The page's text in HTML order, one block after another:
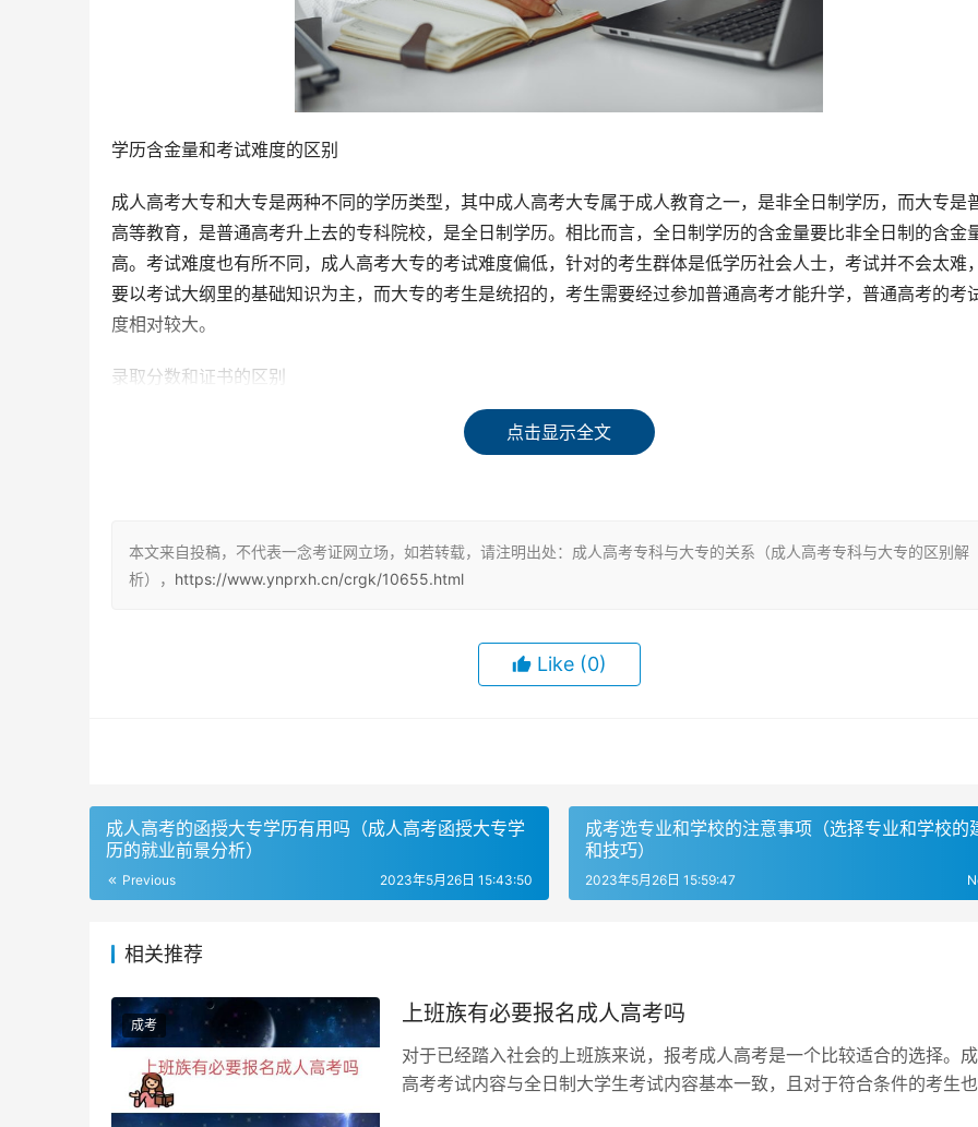
学历含金量和考试难度的区别
成人高考大专和大专是两种不同的学历类型，其中成人高考大专属于成人教育之一，是非全日制学历，而大专是
高等教育，是普通高考升上去的专科院校，是全日制学历。相比而言，全日制学历的含金量要比非全日制的含金
高。考试难度也有所不同，成人高考大专的考试难度偏低，针对的考生群体是低学历社会人士，考试并不会太难
要以考试大纲里的基础知识为主，而大专的考生是统招的，考生需要经过参加普通高考才能升学，普通高考的考
度相对较大。
录取分数和证书的区别
成人高考大专和大专的录取分数也有所不同。通过普通高考进去的，需要更高的高考分数，就读的是普通大专，而
过成人高考进去的，一般所需分数比较低，就读的是成人大专。此外，成人高考大专和大专的证书也有所不同。成
入学门槛和应用范围的区别
三毕业生和复读生的。此外，成人大专和大专的应用范围也不同。虽然成人大专也是国家承认、学信网可查的正规
历，但应用范围是不如普通大专学历的，部分招聘岗位明确要求全日制学历的，成人学历是不可以的。
成人高考和大专的学习形式不同。成人高考属于成人教育的一种，主要采用自学、函授、网络教育等非全日制学
式进行学习。而大专则是全日制学习，需要在校园内上课，按照学校的安排完成学业。
费用相对较高，包括学费、住宿费、杂费等。
3. 报考人群不同
成人高考和大专的报考人群也不同。成人高考主要针对社会人员、在职人员、退休人员等，是一种提高自身学历水
点击显示全文
本文来自投稿，不代表一念考证网立场，如若转载，请注明出处：成人高考专科与大专的关系（成人高考专科与大专的区别解
析）， https://www.ynprxh.cn/crgk/10655.html
Like (0)
成人高考的函授大专学历有用吗（成人高考函授大专学
历的就业前景分析）
Previous 2023年5月26日 15:43:50
成考选专业和学校的注意事项（选择专业和学校的
和技巧）
2023年5月26日 15:59:47
相关推荐
成考 上班族有必要报名成人高考吗
对于已经踏入社会的上班族来说，报考成人高考是一个比较适合的选择。
高考考试内容与全日制大学生考试内容基本一致，且对于符合条件的考生也